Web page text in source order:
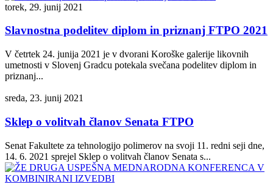
torek, 29. junij 2021
Slavnostna podelitev diplom in priznanj FTPO 2021
V četrtek 24. junija 2021 je v dvorani Koroške galerije likovnih
umetnosti v Slovenj Gradcu potekala svečana podelitev diplom in
priznanj...
sreda, 23. junij 2021
Sklep o volitvah članov Senata FTPO
Senat Fakultete za tehnologijo polimerov na svoji 11. redni seji dne,
14. 6. 2021 sprejel Sklep o volitvah članov Senata s...